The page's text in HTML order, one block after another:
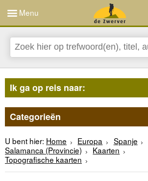
Menu
Ik ga op reis naar:
Categorieën
U bent hier: Home Europa Spanje
Salamanca (Provincie)
Kaarten
Topografische kaarten